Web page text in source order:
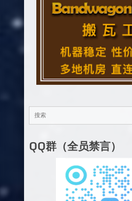
QQ群（全员禁言）